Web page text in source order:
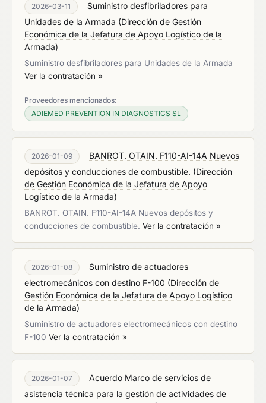
2026-03-11
Suministro desfibriladores para
Unidades de la Armada (Dirección de Gestión
Económica de la Jefatura de Apoyo Logístico de la
Armada)
Suministro desfibriladores para Unidades de la Armada
Ver la contratación »
Proveedores mencionados:
ADIEMED PREVENTION IN DIAGNOSTICS SL
2026-01-09
BANROT. OTAIN. F110-AI-14A Nuevos
depósitos y conducciones de combustible. (Dirección
de Gestión Económica de la Jefatura de Apoyo
Logístico de la Armada)
BANROT. OTAIN. F110-AI-14A Nuevos depósitos y
conducciones de combustible. Ver la contratación »
2026-01-08
Suministro de actuadores
electromecánicos con destino F-100 (Dirección de
Gestión Económica de la Jefatura de Apoyo Logístico
de la Armada)
Suministro de actuadores electromecánicos con destino
F-100 Ver la contratación »
2026-01-07
Acuerdo Marco de servicios de
asistencia técnica para la gestión de actividades de